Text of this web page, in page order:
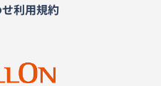
利用規約